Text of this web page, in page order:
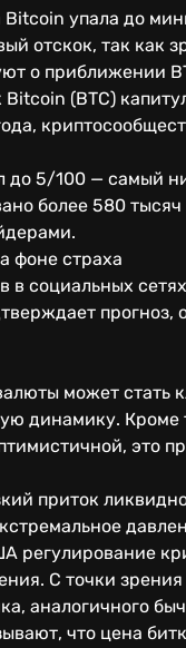
Bitcoin упала до
отскок, так как
о приближении
(BTC)
5/100 — самый
более 580
фоне страха
в социальных
прогноз,
может стать
динамику. Кроме
это
приток
регулирование
С точки
аналогичного
что цена